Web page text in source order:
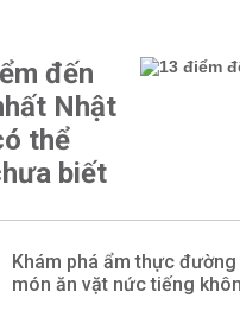
đến
Nhật
thể
biết
Khám phá ẩm thực
món ăn vặt nức tiếng